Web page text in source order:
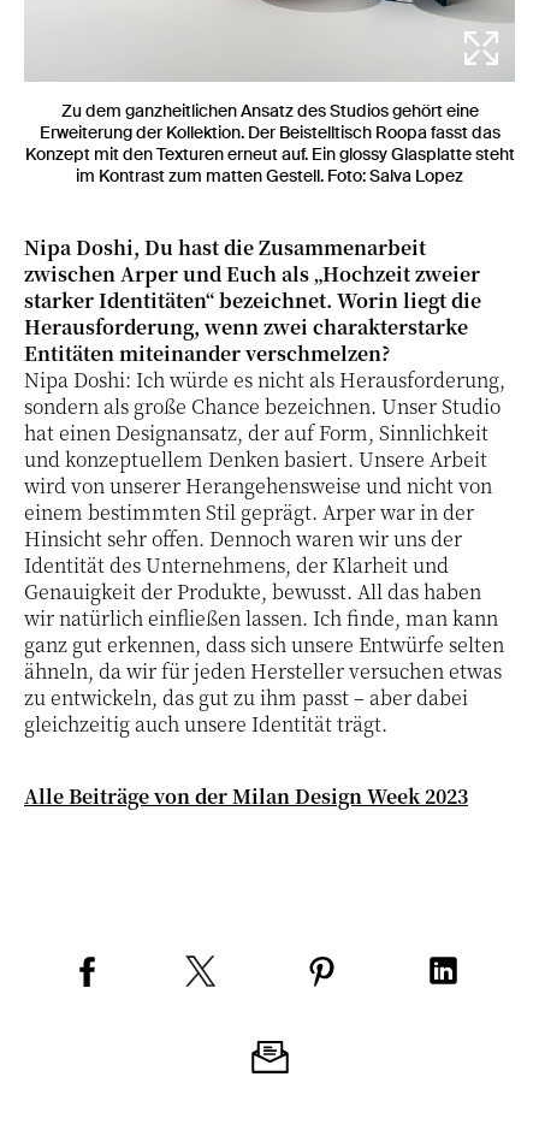
Zu dem ganzheitlichen Ansatz des Studios gehört eine
Erweiterung der Kollektion. Der Beistelltisch Roopa fasst das
Konzept mit den Texturen erneut auf. Ein glossy Glasplatte steht
im Kontrast zum matten Gestell. Foto: Salva Lopez
Nipa Doshi, Du hast die Zusammenarbeit
zwischen Arper und Euch als „Hochzeit zweier
starker Identitäten“ bezeichnet. Worin liegt die
Herausforderung, wenn zwei charakterstarke
Entitäten miteinander verschmelzen?
Nipa Doshi: Ich würde es nicht als Herausforderung,
sondern als große Chance bezeichnen. Unser Studio
hat einen Designansatz, der auf Form, Sinnlichkeit
und konzeptuellem Denken basiert. Unsere Arbeit
wird von unserer Herangehensweise und nicht von
einem bestimmten Stil geprägt. Arper war in der
Hinsicht sehr offen. Dennoch waren wir uns der
Identität des Unternehmens, der Klarheit und
Genauigkeit der Produkte, bewusst. All das haben
wir natürlich einfließen lassen. Ich finde, man kann
ganz gut erkennen, dass sich unsere Entwürfe selten
ähneln, da wir für jeden Hersteller versuchen etwas
zu entwickeln, das gut zu ihm passt – aber dabei
gleichzeitig auch unsere Identität trägt.
Alle Beiträge von der Milan Design Week 2023